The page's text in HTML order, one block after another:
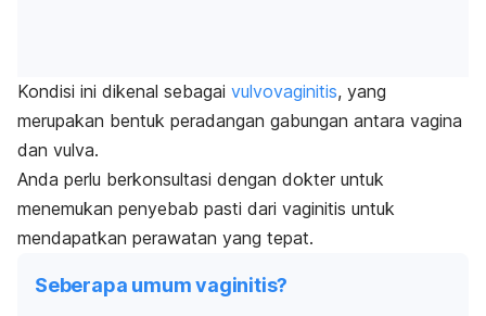
Kondisi ini dikenal sebagai vulvovaginitis, yang
merupakan bentuk peradangan gabungan antara vagina
dan vulva.
Anda perlu berkonsultasi dengan dokter untuk
menemukan penyebab pasti dari vaginitis untuk
mendapatkan perawatan yang tepat.
Seberapa umum vaginitis?